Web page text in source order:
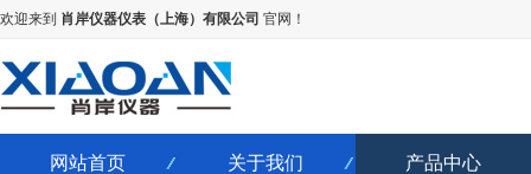
欢迎来到 肖岸仪器仪表（上海）有限公司 官网！
网站首页 关于我们 产品中心